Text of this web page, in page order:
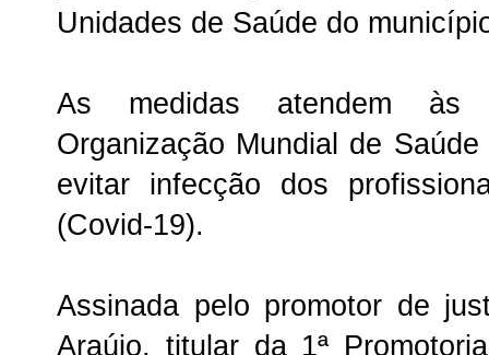
Unidades de Saúde do
As medidas atendem às
Organização Mundial de
evitar infecção dos
(Covid-19).
Assinada pelo promotor de
Araújo, titular da 1ª